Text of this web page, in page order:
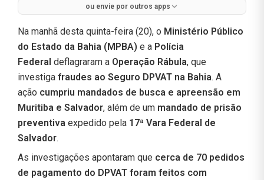
ou envie por outros apps
Na manhã desta quinta-feira (20), o Ministério Público
do Estado da Bahia (MPBA) e a Polícia
Federal deflagraram a Operação Rábula, que
investiga fraudes ao Seguro DPVAT na Bahia. A
ação cumpriu mandados de busca e apreensão em
Muritiba e Salvador, além de um mandado de prisão
preventiva expedido pela 17ª Vara Federal de
Salvador.
As investigações apontaram que cerca de 70 pedidos
de pagamento do DPVAT foram feitos com